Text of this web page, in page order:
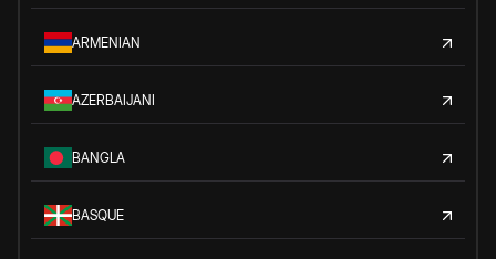
ARMENIAN
AZERBAIJANI
BANGLA
BASQUE